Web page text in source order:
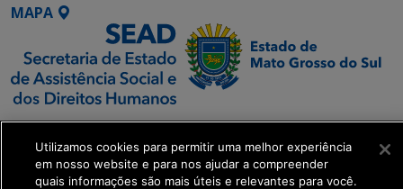
MAPA
SETDIG | Secretaria-
Executiva de
Transformação Digital
Utilizamos cookies para permitir uma melhor experiência
em nosso website e para nos ajudar a compreender
quais informações são mais úteis e relevantes para você.